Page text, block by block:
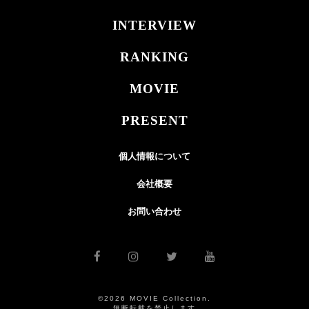
INTERVIEW
RANKING
MOVIE
PRESENT
個人情報について
会社概要
お問い合わせ
©2026 MOVIE Collection.